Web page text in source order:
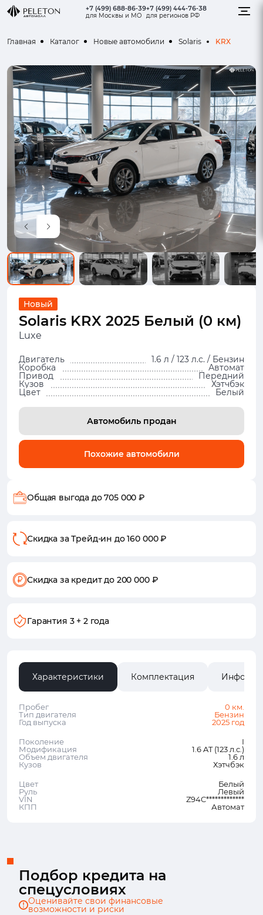
+7 (499) 688-86-39
для Москвы и МО
+7 (499) 444-76-38
для регионов РФ
Главная Каталог Новые автомобили Solaris KRX
Новый
Solaris KRX 2025 Белый (0 км)
Luxe
Двигатель 1.6 л / 123 л.с. / Бензин
Коробка Автомат
Привод Передний
Кузов Хэтчбэк
Цвет Белый
Автомобиль продан
Похожие автомобили
Общая выгода до 705 000 ₽
Скидка за Трейд-ин до 160 000 ₽
Скидка за кредитдо 200 000 ₽
Гарантия 3 + 2 года
Характеристики Комплектация
Пробег
0 км.
Тип двигателя
Бензин
Год выпуска
2025 год
Поколение
I
Модификация
1.6 AT (123 л.с.)
Объем двигателя
1.6 л
Кузов
Хэтчбэк
Цвет
Белый
Руль
Левый
VIN
Z94C*************
КПП
Автомат
Подбор кредита на
спецусловиях
Оценивайте свои финансовые
возможности и риски